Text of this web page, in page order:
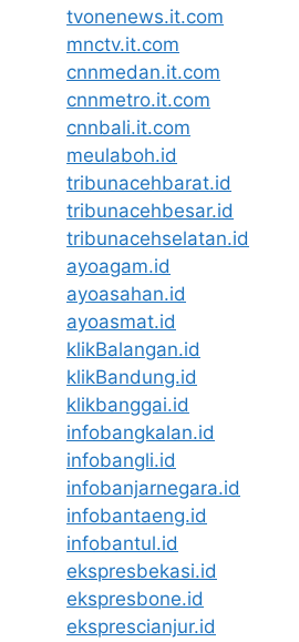
tvonenews.it.com
mnctv.it.com
cnnmedan.it.com
cnnmetro.it.com
cnnbali.it.com
meulaboh.id
tribunacehbarat.id
tribunacehbesar.id
tribunacehselatan.id
ayoagam.id
ayoasahan.id
ayoasmat.id
klikBalangan.id
klikBandung.id
klikbanggai.id
infobangkalan.id
infobangli.id
infobanjarnegara.id
infobantaeng.id
infobantul.id
ekspresbekasi.id
ekspresbone.id
eksprescianjur.id